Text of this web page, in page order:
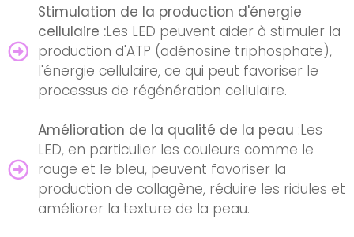
Stimulation de la production d'énergie
cellulaire :Les LED peuvent aider à stimuler la
production d'ATP (adénosine triphosphate),
l'énergie cellulaire, ce qui peut favoriser le
processus de régénération cellulaire.
Amélioration de la qualité de la peau :Les
LED, en particulier les couleurs comme le
rouge et le bleu, peuvent favoriser la
production de collagène, réduire les ridules et
améliorer la texture de la peau.